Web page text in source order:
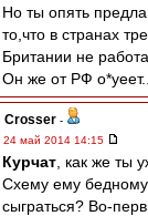
Но ты опять
то,что в странах
Британии не
Он же от РФ о*уеет...
Crosser -
24 май 2014 14:15
Курчат , как же ты
Схему ему
сыграться? Во-